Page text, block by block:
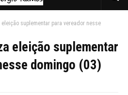
suplementar para vereador nesse
eleição suplementar
domingo (03)